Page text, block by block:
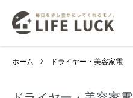
ホーム ドライヤー・美容家電